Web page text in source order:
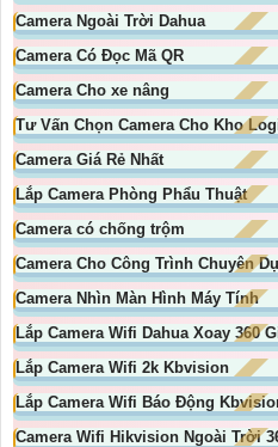
Camera Ngoài Trời Dahua
Camera Có Đọc Mã QR
Camera Cho xe nâng
Tư Vấn Chọn Camera Cho Kho
Camera Giá Rẻ Nhất
Lắp Camera Phòng Phẩu Thuật
Camera có chống trộm
Camera Cho Công Trình Chuyên
Camera Nhìn Màn Hình Máy Tính
Lắp Camera Wifi Dahua Xoay 360
Lắp Camera Wifi 2k Kbvision
Lắp Camera Wifi Báo Động
Camera Wifi Hikvision Ngoài Trời